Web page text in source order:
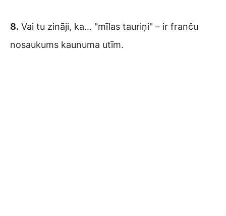
8. Vai tu zināji, ka… "mīlas tauriņi" – ir franču
nosaukums kaunuma utīm.